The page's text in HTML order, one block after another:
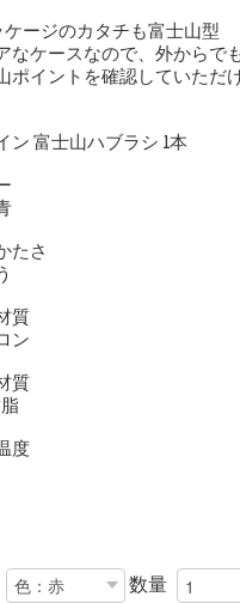
ケージのカタチも富士山型
なケースなので、外からで
ポイントを確認していただけ
ン 富士山ハブラシ 1本
たさ
質
ン
質
度
数量